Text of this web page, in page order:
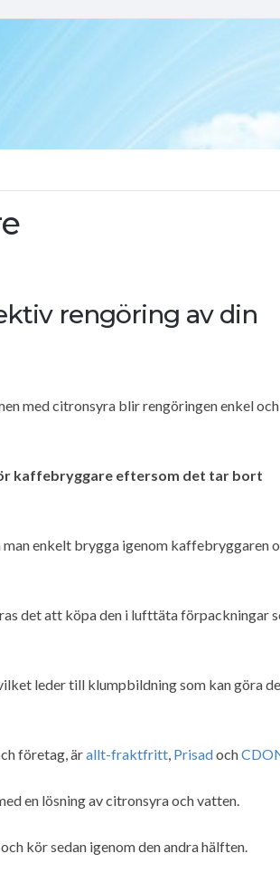
rengöring av din
med citronsyra blir rengöringen enkel och
kaffebryggare eftersom det tar bort
enkelt brygga igenom kaffebryggaren
det att köpa den i lufttäta förpackningar
leder till klumpbildning som kan göra
företag, ärallt-fraktfritt, Prisadoch
en lösning av citronsyra och vatten.
kör sedan igenom den andra hälften.